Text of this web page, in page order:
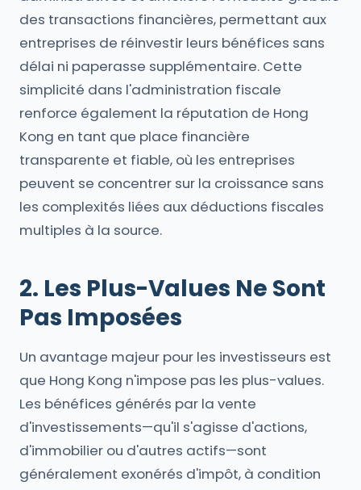
des transactions financières, permettant aux
entreprises de réinvestir leurs bénéfices sans
délai ni paperasse supplémentaire. Cette
simplicité dans l'administration fiscale
renforce également la réputation de Hong
Kong en tant que place financière
transparente et fiable, où les entreprises
peuvent se concentrer sur la croissance sans
les complexités liées aux déductions fiscales
multiples à la source.
2. Les Plus-Values Ne Sont
Pas Imposées
Un avantage majeur pour les investisseurs est
que Hong Kong n'impose pas les plus-values.
Les bénéfices générés par la vente
d'investissements—qu'il s'agisse d'actions,
d'immobilier ou d'autres actifs—sont
généralement exonérés d'impôt, à condition